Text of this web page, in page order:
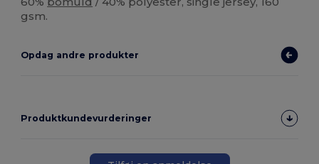
gsm.
Opdag andre produkter
Produktkundevurderinger